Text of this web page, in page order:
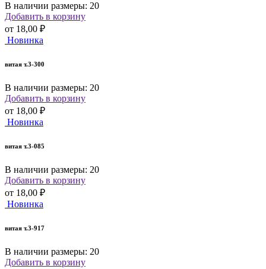
В наличии размеры: 20
Добавить в корзину
от 18,00 ₽
Новинка
витая т.3-300
В наличии размеры: 20
Добавить в корзину
от 18,00 ₽
Новинка
витая т.3-085
В наличии размеры: 20
Добавить в корзину
от 18,00 ₽
Новинка
витая т.3-917
В наличии размеры: 20
Добавить в корзину